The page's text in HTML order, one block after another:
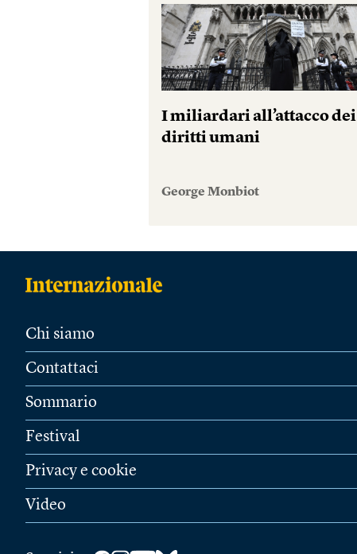
I miliardari all’attacco dei
diritti umani
George Monbiot
Chi siamo
Contattaci
Sommario
Festival
Privacy e cookie
Video